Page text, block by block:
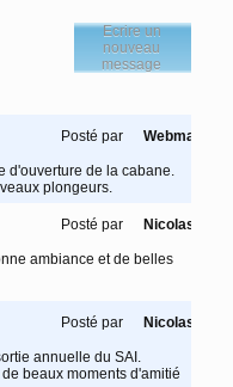
Ecrire un
nouveau
message
Posté par Webmaster
d'ouverture de la cabane.
plongeurs.
Posté par Nicolas
ambiance et de belles
Posté par Nicolas
annuelle du SAI.
beaux moments d'amitié